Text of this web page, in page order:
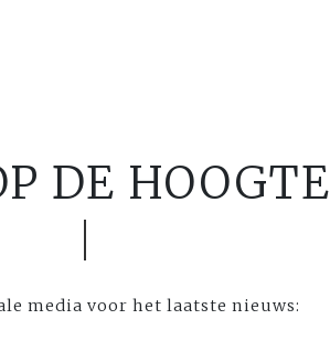
DE HOOGTE
media voor het laatste nieuws: